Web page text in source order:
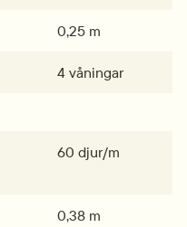
0,25 m
4 våningar
60 djur/m
0,38 m